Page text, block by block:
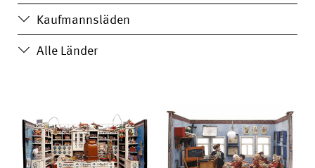
Kaufmannsläden
Alle Länder